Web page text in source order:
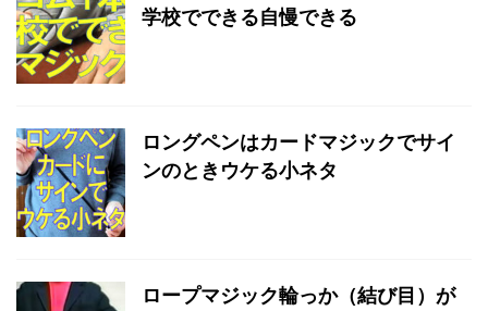
学校でできる自慢できる
ロングペンはカードマジックでサイ
ンのときウケる小ネタ
ロープマジック輪っか（結び目）が